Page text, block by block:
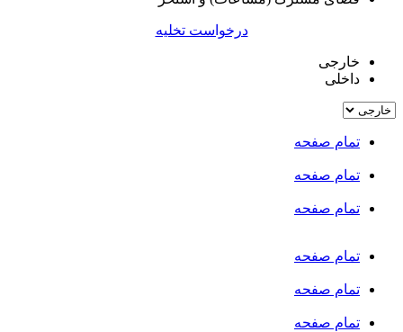
درخواست تخلیه
خارجی
داخلی
تمام صفحه
تمام صفحه
تمام صفحه
تمام صفحه
تمام صفحه
تمام صفحه